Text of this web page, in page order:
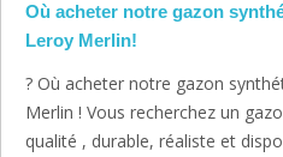
Où acheter notre gazon
Leroy Merlin!
? Où acheter notre gazon
Merlin ! Vous recherchez un
qualité , durable, réaliste et